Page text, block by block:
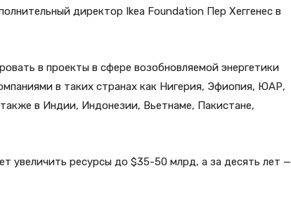
директор Ikea Foundation Пер Хеггенес в
в проекты в сфере возобновляемой энергетики
в таких странах как Нигерия, Эфиопия, ЮАР,
в Индии, Индонезии, Вьетнаме, Пакистане,
увеличить ресурсы до $35-50 млрд, а за десять лет —